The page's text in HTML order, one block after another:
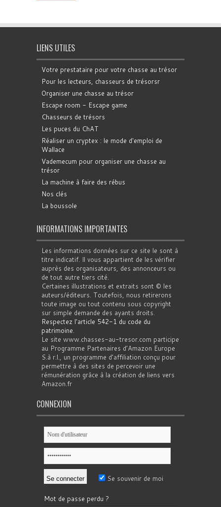
LIENS UTILES
Votre prestataire pour votre chasse au trésor
Pour les lecteurs, chasseurs de trésorsr
Organiser une chasse au trésor
Escape room - Escape game
Chasseurs de trésors
Les puces du ChAT
Réaliser un cryptex : le mode d'emploi de
Wallace
Vademecum pour organiser une chasse au
trésor
La machine à faire des rébus
Nos clés
La boussole
INFORMATIONS IMPORTANTES
Les informations données sur ce site le sont à
titre indicatif. Il vous appartient de les vérifier
auprès des organisateurs, des annonceurs ou
de tout autre tiers cité.
Certaines illustrations et extraits sont © les
auteurs/éditeurs. Toutefois, nous retirerons
toute image ou tout contenu sous copyright
sur simple demande des ayants droits.
Respectez l'article 542-1 du code du
patrimoine.
Le site www.chasses-au-tresor.com participe
au Programme Partenaires d’Amazon Europe
S.à r.l., un programme d’affiliation conçu pour
permettre à des sites de percevoir une
rémunération grâce à la création de liens vers
Amazon.fr
CONNEXION
Se souvenir de moi
Mot de passe perdu ?